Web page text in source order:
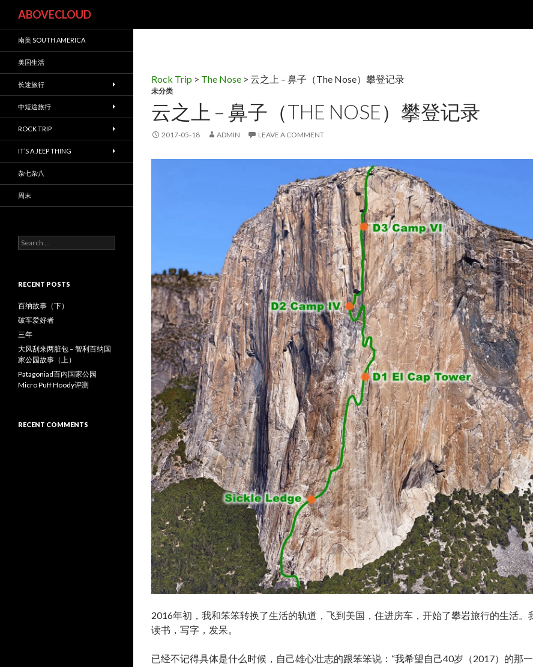
ABOVECLOUD
Rock Trip > The Nose > 云之上 – 鼻子（The Nose）攀登记录
未分类
云之上 – 鼻子（THE NOSE）攀登记录
2017-05-18 ADMIN LEAVE A COMMENT
2016年初，我和笨笨转换了生活的轨道，飞到美国，住进房车，开始了攀岩旅行的生活。
读书，写字，发呆。
已经不记得具体是什么时候，自己雄心壮志的跟笨笨说：“我希望自己40岁（2017）的那
南美 SOUTH AMERICA
美国生活
长途旅行
中短途旅行
ROCK TRIP
IT’S A JEEP THING
杂七杂八
周末
e
c
f
o
:
RECENT POSTS
百纳故事（下）
破车爱好者
三年
大风刮来两脏包 – 智利百纳国
家公园故事（上）
Patagoniad百内国家公园
Micro Puff Hoody评测
RECENT COMMENTS